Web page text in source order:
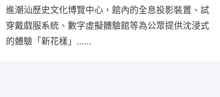
進潮汕歷史文化博覽中心，館內的全息投影裝置、試
穿戴戲服系統、數字虛擬體驗館等為公眾提供沈浸式
的體驗「新花樣」……